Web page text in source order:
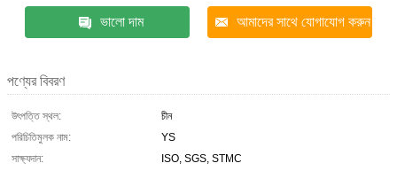
ভালো দাম আমাদের সাথে যোগাযোগ করুন
পণ্যের বিবরণ
উৎপত্তি স্থল:
চীন
পরিচিতিমুলক নাম:
YS
সাক্ষ্যদান:
ISO, SGS, STMC